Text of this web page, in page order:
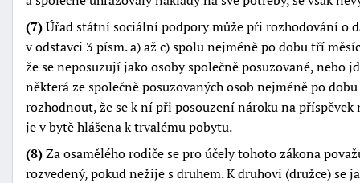
(7)Úřad státní sociální podpory může při rozhodování o
v odstavci 3 písm. a) až c) spolu nejméně po dobu tří
že se neposuzují jako osoby společně posuzované, nebo
některá ze společně posuzovaných osob nejméně po
rozhodnout, že se k ní při posouzení nároku na
je v bytě hlášena k trvalému pobytu.
(8)Za osamělého rodiče se pro účely tohoto zákona
rozvedený, pokud nežije s druhem. K druhovi (družce) se